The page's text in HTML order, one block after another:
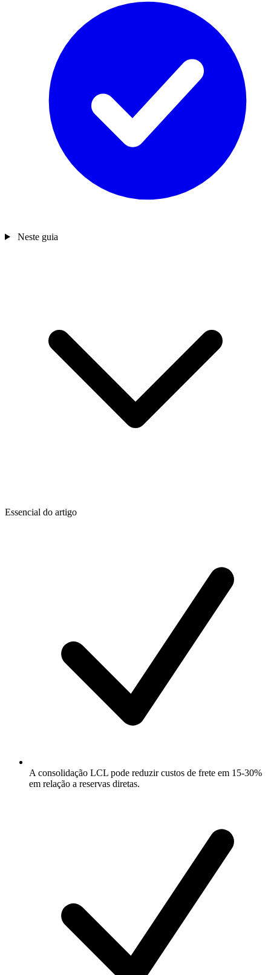
Neste guia
Essencial do artigo
A consolidação LCL pode reduzir custos de frete em 15-30%
em relação a reservas diretas.